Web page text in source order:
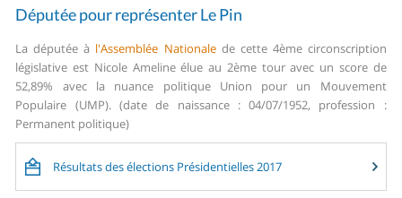
Députée pour représenter Le Pin
La députée à l'Assemblée Nationalede cette 4ème circonscription
législative est Nicole Ameline élue au 2ème tour avec un score de
52,89% avec la nuance politique Union pour un Mouvement
Populaire (UMP). (date de naissance : 04/07/1952, profession :
Permanent politique)
Résultats des élections Présidentielles 2017